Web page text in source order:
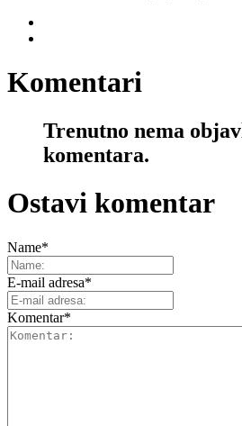
Komentari
Trenutno nema
komentara.
Ostavi komentar
Name*
E-mail adresa*
Komentar*